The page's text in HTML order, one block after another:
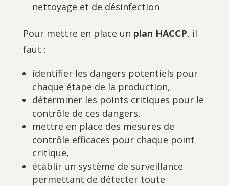
nettoyage et de désinfection
Pour mettre en place un plan HACCP, il
faut :
identifier les dangers potentiels pour
chaque étape de la production,
déterminer les points critiques pour le
contrôle de ces dangers,
mettre en place des mesures de
contrôle efficaces pour chaque point
critique,
établir un système de surveillance
permettant de détecter toute